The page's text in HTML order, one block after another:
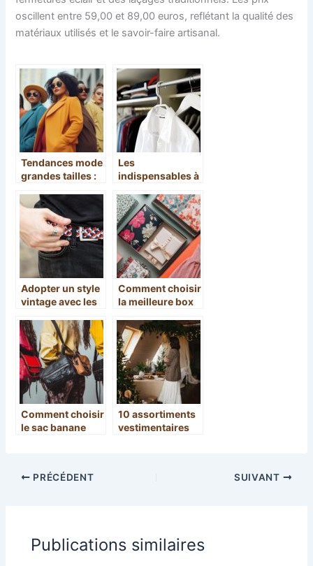
oscillent entre 59,00 et 89,00 euros, reflétant la qualité des
matériaux utilisés et le savoir-faire artisanal.
Tendances mode
grandes tailles :
pour toutes les
morphologies
Les
indispensables à
dressing !
Adopter un style
vintage avec les
ceintures
tressées signées
Vertical
l’accessoire
Comment choisir
la meilleure box
chaque occasion
Comment choisir
le sac banane
10 assortiments
vestimentaires
PRÉCÉDENT SUIVANT
Publications similaires